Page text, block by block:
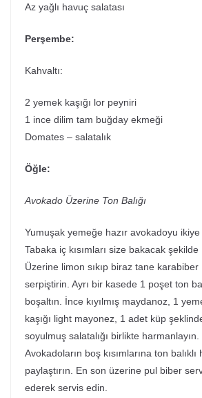
Az yağlı havuç salatası
Perşembe:
Kahvaltı:
2 yemek kaşığı lor peyniri
1 ince dilim tam buğday ekmeği
Domates – salatalık
Öğle:
Avokado Üzerine Ton Balığı
Yumuşak yemeğe hazır avokadoyu ikiye
Tabaka iç kısımları size bakacak şekilde
Üzerine limon sıkıp biraz tane karabiber
serpiştirin. Ayrı bir kasede 1 poşet ton
boşaltın. İnce kıyılmış maydanoz, 1
kaşığı light mayonez, 1 adet küp
soyulmuş salatalığı birlikte harmanlayın.
Avokadoların boş kısımlarına ton balıklı
paylaştırın. En son üzerine pul biber
ederek servis edin.